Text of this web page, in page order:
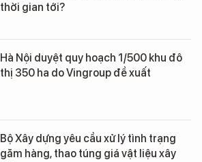
thời gian tới?
Hà Nội duyệt quy hoạch 1/500 khu đô
thị 350 ha do Vingroup đề xuất
Bộ Xây dựng yêu cầu xử lý tình trạng
găm hàng, thao túng giá vật liệu xây